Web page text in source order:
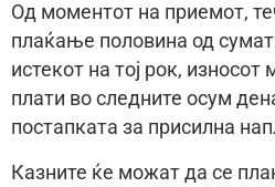
Од моментот на приемот,
плаќање половина од
истекот на тој рок,
плати во следните осум
постапката за присилна
Казните ќе можат да се